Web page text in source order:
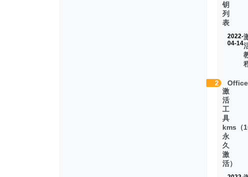
钥
列
表
2022-
04-14
2
激
活
工
具
kms（
永
久
激
活）